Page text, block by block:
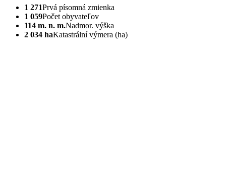
1 271Prvá písomná zmienka
1 059Počet obyvateľov
114 m. n. m.Nadmor. výška
2 034 haKatastrální výmera (ha)